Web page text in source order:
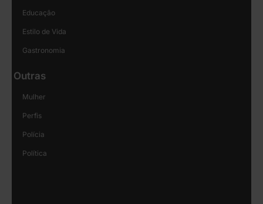
Educação
Estilo de Vida
Gastronomia
Outras
Mulher
Perfis
Polícia
Política